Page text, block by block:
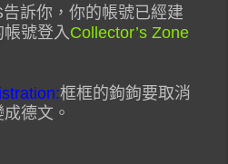
告訴你，你的帳號已經建
號登入Collector’s Zone
框框的鉤鉤要取消
德文。